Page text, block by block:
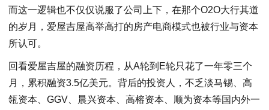
而这一逻辑也不仅仅说服了公司上下，在那个O2O大行其道
的岁月，爱屋吉屋高举高打的房产电商模式也被行业与资本
所认可。
回看爱屋吉屋的融资历程，从A轮到E轮只花了一年零三个
月，累积融资3.5亿美元。背后的投资人，不乏淡马锡、高
瓴资本、GGV、晨兴资本、高榕资本、顺为资本等国内外一